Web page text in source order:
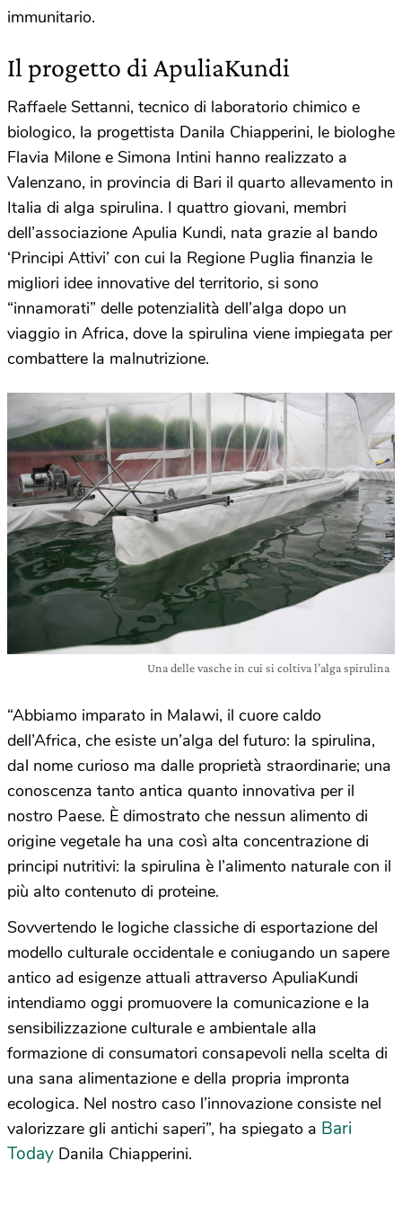
immunitario.
Il progetto di ApuliaKundi
Raffaele Settanni, tecnico di laboratorio chimico e
biologico, la progettista Danila Chiapperini, le biologhe
Flavia Milone e Simona Intini hanno realizzato a
Valenzano, in provincia di Bari il quarto allevamento in
Italia di alga spirulina. I quattro giovani, membri
dell’associazione Apulia Kundi, nata grazie al bando
‘Principi Attivi’ con cui la Regione Puglia finanzia le
migliori idee innovative del territorio, si sono
“innamorati” delle potenzialità dell’alga dopo un
viaggio in Africa, dove la spirulina viene impiegata per
combattere la malnutrizione.
Una delle vasche in cui si coltiva l’alga spirulina
“Abbiamo imparato in Malawi, il cuore caldo
dell’Africa, che esiste un’alga del futuro: la spirulina,
dal nome curioso ma dalle proprietà straordinarie; una
conoscenza tanto antica quanto innovativa per il
nostro Paese. È dimostrato che nessun alimento di
origine vegetale ha una così alta concentrazione di
principi nutritivi: la spirulina è l’alimento naturale con il
più alto contenuto di proteine.
Sovvertendo le logiche classiche di esportazione del
modello culturale occidentale e coniugando un sapere
antico ad esigenze attuali attraverso ApuliaKundi
intendiamo oggi promuovere la comunicazione e la
sensibilizzazione culturale e ambientale alla
formazione di consumatori consapevoli nella scelta di
una sana alimentazione e della propria impronta
ecologica. Nel nostro caso l’innovazione consiste nel
valorizzare gli antichi saperi”, ha spiegato a Bari
Today Danila Chiapperini.